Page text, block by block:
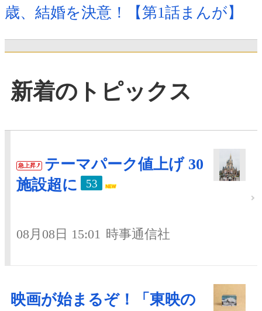
歳、結婚を決意！【第1話まんが】
新着のトピックス
急上昇
テーマパーク値上げ 30
施設超に
53
08月08日 15:01 時事通信社
映画が始まるぞ！「東映の